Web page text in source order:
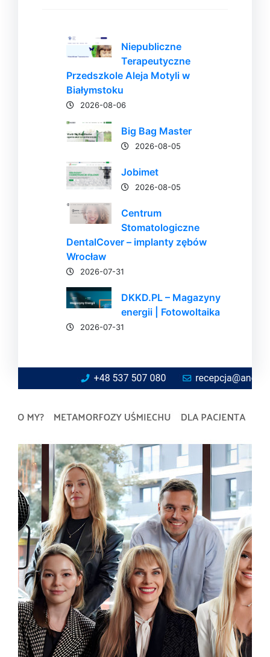
Niepubliczne
Terapeutyczne
Przedszkole Aleja Motyli w
Białymstoku
2026-08-06
Big Bag Master
2026-08-05
Jobimet
2026-08-05
Centrum
Stomatologiczne
DentalCover – implanty zębów
Wrocław
2026-07-31
DKKD.PL – Magazyny
energii | Fotowoltaika
2026-07-31